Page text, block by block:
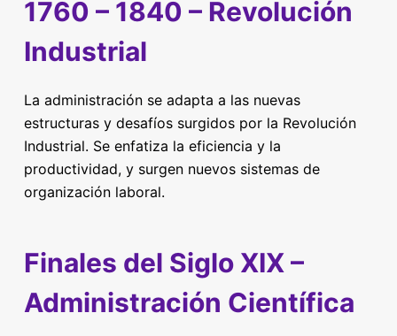
1760 – 1840 – Revolución
Industrial
La administración se adapta a las nuevas
estructuras y desafíos surgidos por la Revolución
Industrial. Se enfatiza la eficiencia y la
productividad, y surgen nuevos sistemas de
organización laboral.
Finales del Siglo XIX –
Administración Científica